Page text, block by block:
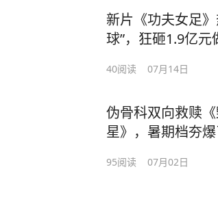
新片《功夫女足
球”，狂砸1.9亿元
40阅读 07月14日
伪骨科双向救赎
星》，暑期档夯爆
95阅读 07月02日